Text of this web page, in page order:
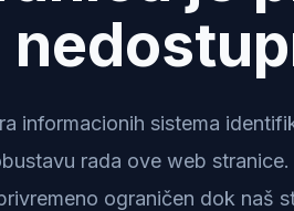
informacionih sistema
rada ove web
ograničen dok naš